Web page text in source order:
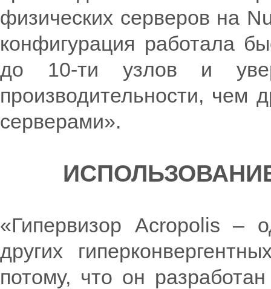
физических серверов на
конфигурация работала
до 10-ти узлов и
производительности, чем
серверами».
ИСПОЛЬЗОВАНИЕ
«Гипервизор Acropolis –
других
потому, что он